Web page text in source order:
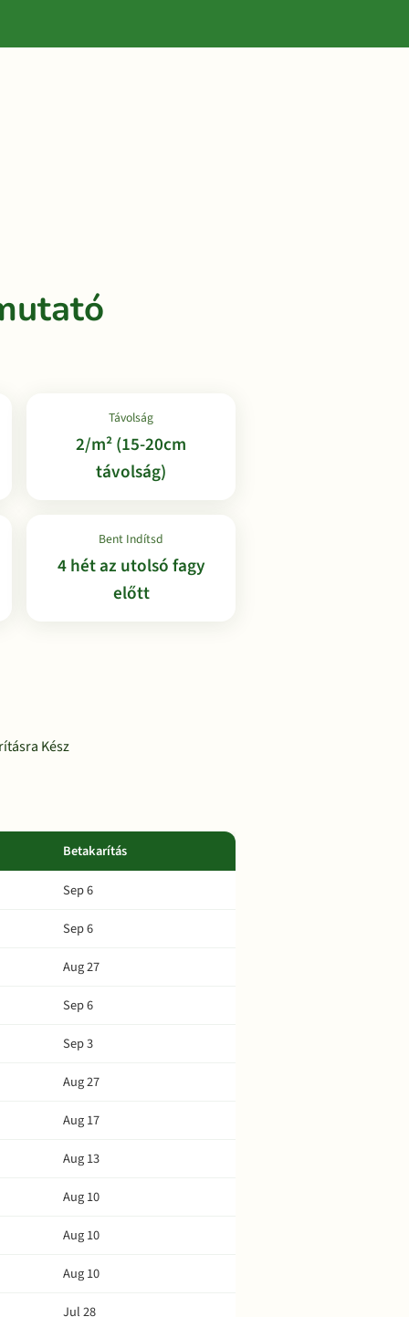
Távolság
2/m² (15-20cm
távolság)
Bent Indítsd
4 hét az utolsó fagy
előtt
Kész
Betakarítás
Sep 6
Sep 6
Aug 27
Sep 6
Sep 3
Aug 27
Aug 17
Aug 13
Aug 10
Aug 10
Aug 10
Jul 28